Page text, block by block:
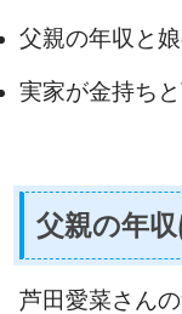
父親の年収と
実家が金持ち
父親の年
芦田愛菜さん